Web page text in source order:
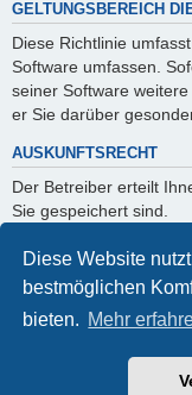
Diese Website
bestmöglichen
bieten. Mehr
GELTUNGSBEREICH
Diese Richtlinie
Software umfassen.
seiner Software
er Sie darüber
AUSKUNFTSRECHT
Der Betreiber erteilt
Sie gespeichert sind.
Sie können jederzeit
verlangen.
Powered by